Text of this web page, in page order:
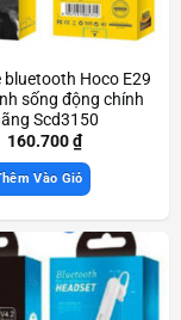
bluetooth Hoco E29
sống động chính
Scd3150
160.700₫
Vào Giỏ